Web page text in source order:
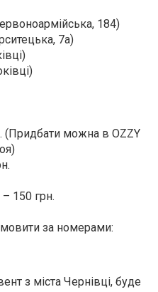
184)
7а)
(Придбати можна в OZZY
– 150 грн.
за номерами:
з міста Чернівці, буде